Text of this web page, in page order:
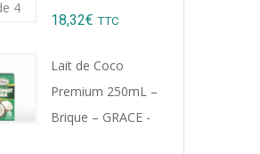
18,32€ TTC
Lait de Coco
Premium 250mL –
Brique – GRACE -